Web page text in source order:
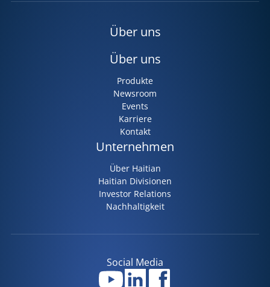
Über uns
Über uns
Produkte
Newsroom
Events
Karriere
Kontakt
Unternehmen
Über Haitian
Haitian Divisionen
Investor Relations
Nachhaltigkeit
Social Media